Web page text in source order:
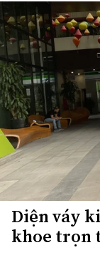
Diện váy
khoe trọn